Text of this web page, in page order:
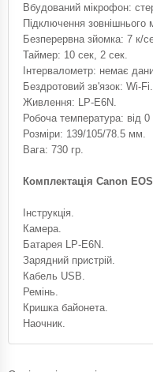
Вбудований мікрофон:
Підключення зовнішнього
Безперервна зйомка: 7 к/
Таймер: 10 сек, 2 сек.
Інтервалометр: немає
Бездротовий зв'язок: Wi-Fi.
Живлення: LP-E6N.
Робоча температура: від 0
Розміри: 139/105/78.5 мм.
Вага: 730 гр.
Комплектація Canon
Інструкція.
Камера.
Батарея LP-E6N.
Зарядний пристрій.
Кабель USB.
Ремінь.
Кришка байонета.
Наочник.